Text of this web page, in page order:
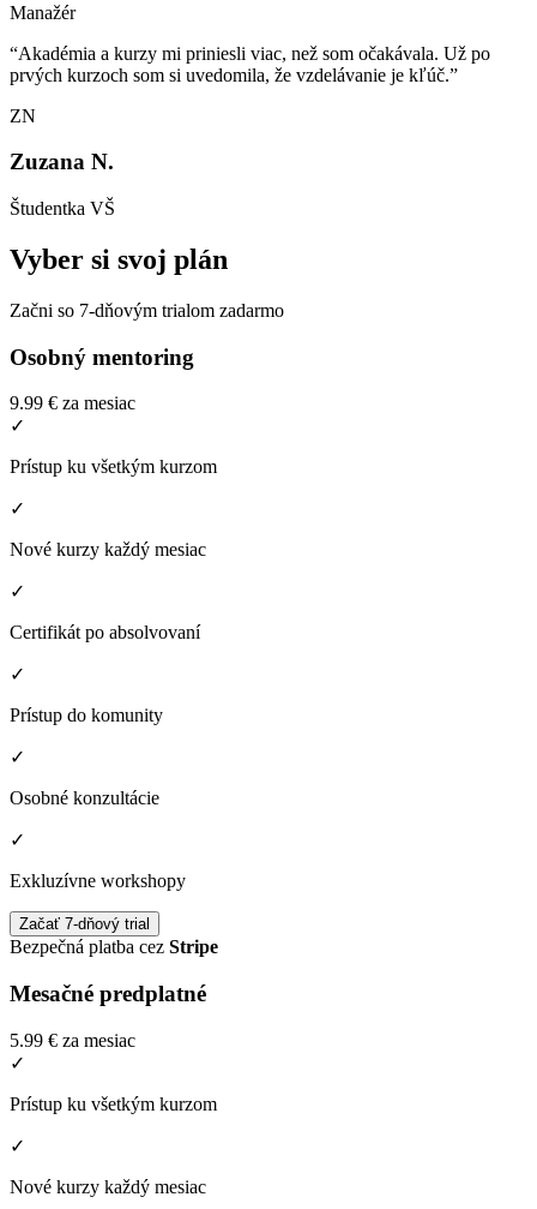
Manažér
“Akadémia a kurzy mi priniesli viac, než som očakávala. Už po
prvých kurzoch som si uvedomila, že vzdelávanie je kľúč.”
ZN
Zuzana N.
Študentka VŠ
Vyber si svoj plán
Začni so 7-dňovým trialom zadarmo
Osobný mentoring
9.99 € za mesiac
✓
Prístup ku všetkým kurzom
✓
Nové kurzy každý mesiac
✓
Certifikát po absolvovaní
✓
Prístup do komunity
✓
Osobné konzultácie
✓
Exkluzívne workshopy
Začať 7-dňový trial
Bezpečná platba cez Stripe
Mesačné predplatné
5.99 € za mesiac
✓
Prístup ku všetkým kurzom
✓
Nové kurzy každý mesiac